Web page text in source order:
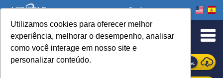
Utilizamos cookies para oferecer melhor
experiência, melhorar o desempenho, analisar
como você interage em nosso site e
personalizar conteúdo.
to Content
Onde comprar
ONDE COMPRAR